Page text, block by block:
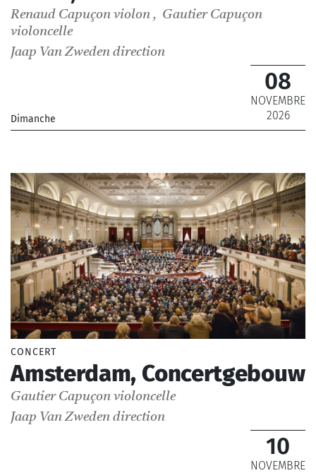
Renaud Capuçon violon , Gautier Capuçon
violoncelle
Jaap Van Zweden direction
Dimanche
08
NOVEMBRE
2026
CONCERT
Amsterdam, Concertgebouw
Gautier Capuçon violoncelle
Jaap Van Zweden direction
10
NOVEMBRE